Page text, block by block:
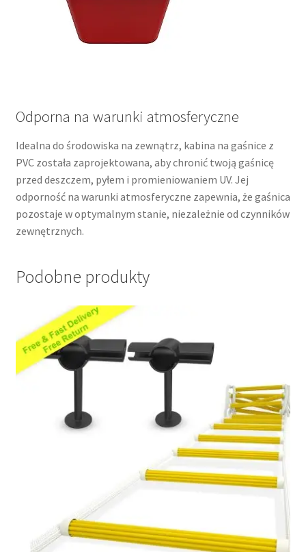
Odporna na warunki atmosferyczne
Idealna do środowiska na zewnątrz, kabina na gaśnice z
PVC została zaprojektowana, aby chronić twoją gaśnicę
przed deszczem, pyłem i promieniowaniem UV. Jej
odporność na warunki atmosferyczne zapewnia, że gaśnica
pozostaje w optymalnym stanie, niezależnie od czynników
zewnętrznych.
Podobne produkty